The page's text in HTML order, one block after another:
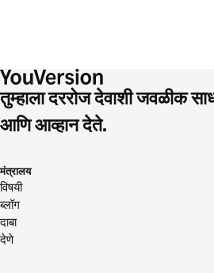
तुम्हाला दररोज देवाशी जवळीक
आणि आव्हान देते.
मंत्रालय
विषयी
ब्लॉग
दाबा
देणे